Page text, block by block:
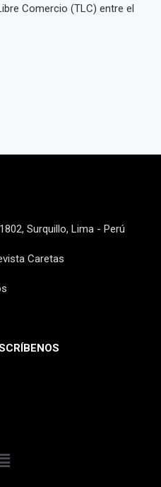
Comercio (TLC) entre el
Surquillo, Lima - Perú
Caretas